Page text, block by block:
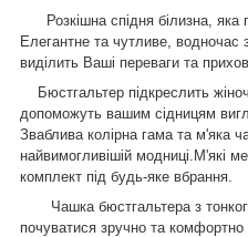
Розкішна спідня білизна, яка
Елегантне та чутливе, водночас
виділить Ваші переваги та
Бюстгальтер підкреслить
допоможуть вашим сідницям
Зваблива колірна гама та м'яка
найвимогливішій модниці.М'які
комплект під будь-яке вбрання.
Чашка бюстгальтера з
почуватися зручно та комфортно